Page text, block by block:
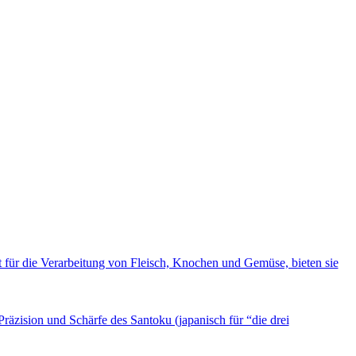
die Verarbeitung von Fleisch, Knochen und Gemüse, bieten sie
und Schärfe des Santoku (japanisch für “die drei